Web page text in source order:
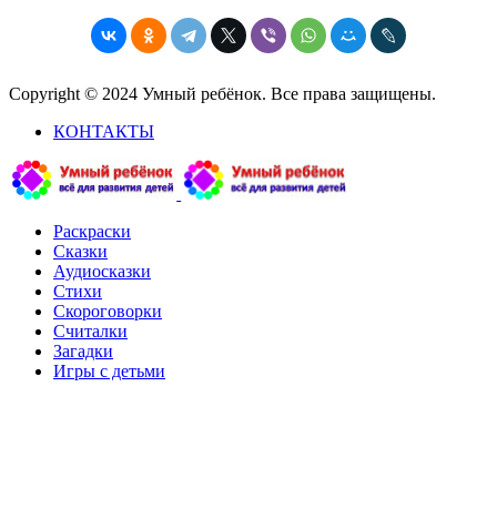
Copyright © 2024 Умный ребёнок. Все права защищены.
КОНТАКТЫ
Раскраски
Сказки
Аудиосказки
Стихи
Скороговорки
Считалки
Загадки
Игры с детьми